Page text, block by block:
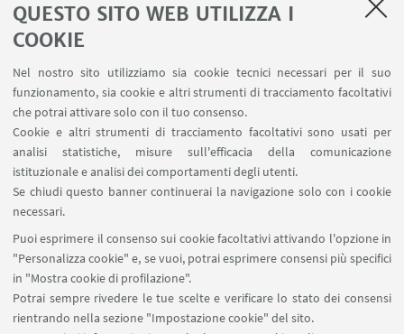
QUESTO SITO WEB UTILIZZA I
COOKIE
Nel nostro sito utilizziamo sia cookie tecnici necessari per il suo
funzionamento, sia cookie e altri strumenti di tracciamento facoltativi
che potrai attivare solo con il tuo consenso.
Cookie e altri strumenti di tracciamento facoltativi sono usati per
analisi statistiche, misure sull'efficacia della comunicazione
istituzionale e analisi dei comportamenti degli utenti.
Se chiudi questo banner continuerai la navigazione solo con i cookie
necessari.
Puoi esprimere il consenso sui cookie facoltativi attivando l'opzione in
"Personalizza cookie" e, se vuoi, potrai esprimere consensi più specifici
in "Mostra cookie di profilazione".
Potrai sempre rivedere le tue scelte e verificare lo stato dei consensi
rientrando nella sezione "Impostazione cookie" del sito.
Monitoraggio della temperatura degli ambienti.
IN EVIDENZA
Ecodecalogo
[ .pdf 1240Kb ]
Decalogo [ .pdf 826Kb ]
Via Massarenti 9, Bologna